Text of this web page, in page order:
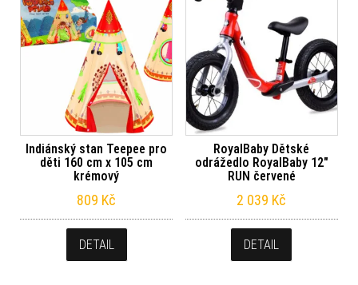
Indiánský stan Teepee pro
děti 160 cm x 105 cm
krémový
809 Kč
DETAIL
RoyalBaby Dětské
odrážedlo RoyalBaby 12″
RUN červené
2 039 Kč
DETAIL